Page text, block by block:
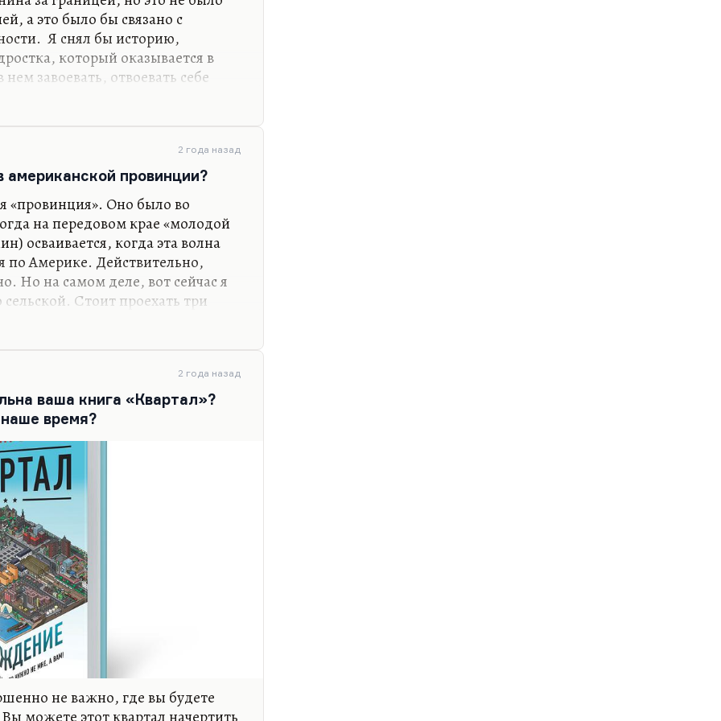
а это было бы связано с
Я снял бы историю,
который оказывается в
завоевать, отвоевать себе
историй в современной
идентичности, которая, по-
занимает проблема как
секс и отношения. Как в
ли секс без…
2 года назад
провинции?
«провинция». Оно было во
на передовом крае «молодой
осваивается, когда эта волна
по Америке. Действительно,
Но на самом деле, вот сейчас я
Стоит проехать три
ощущения провинции у меня
своей. Или в «Березках»,
ровно такой же пейзаж здесь,
в том, что до Чепелева
А…
2 года назад
ваша книга «Квартал»?
время?
не важно, где вы будете
можете этот квартал начертить